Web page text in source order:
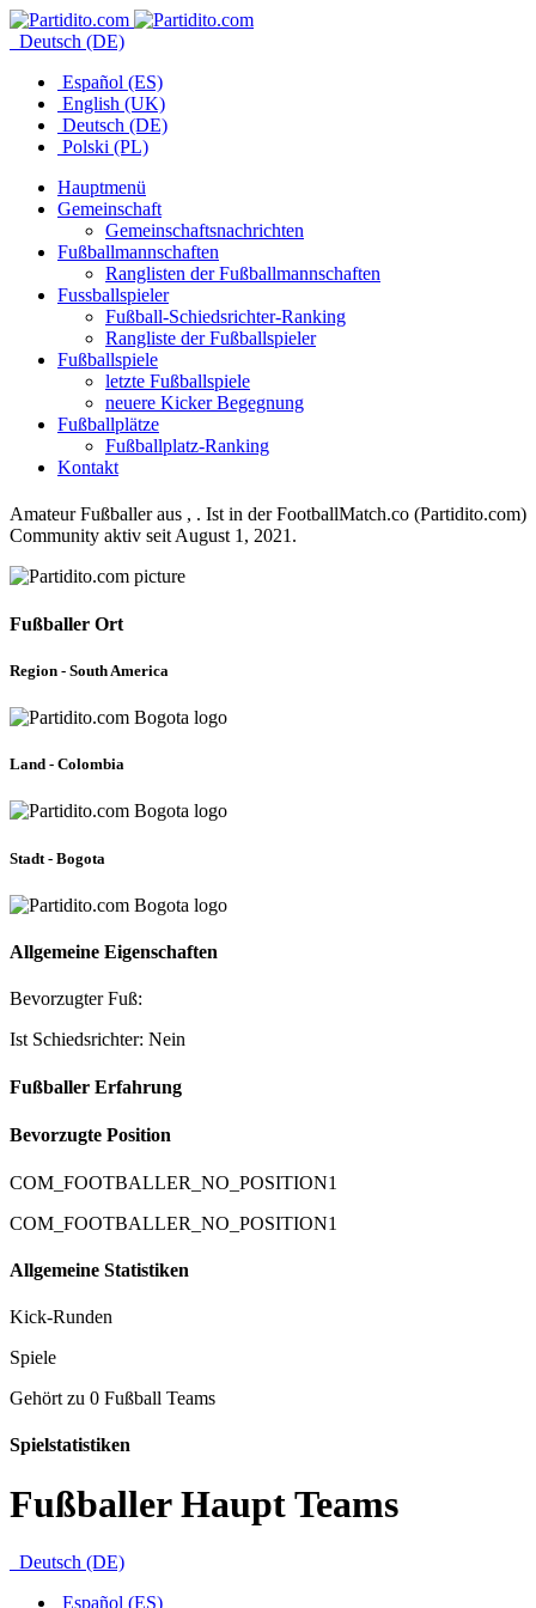
Deutsch (DE)
Español (ES)
English (UK)
Deutsch (DE)
Polski (PL)
Hauptmenü
Gemeinschaft
Gemeinschaftsnachrichten
Fußballmannschaften
Ranglisten der Fußballmannschaften
Fussballspieler
Fußball-Schiedsrichter-Ranking
Rangliste der Fußballspieler
Fußballspiele
letzte Fußballspiele
neuere Kicker Begegnung
Fußballplätze
Fußballplatz-Ranking
Kontakt
Amateur Fußballer aus , . Ist in der FootballMatch.co (Partidito.com)
Community aktiv seit August 1, 2021.
Fußballer Ort
Region - South America
Land - Colombia
Stadt - Bogota
Allgemeine Eigenschaften
Bevorzugter Fuß:
Ist Schiedsrichter: Nein
Fußballer Erfahrung
Bevorzugte Position
COM_FOOTBALLER_NO_POSITION1
COM_FOOTBALLER_NO_POSITION1
Allgemeine Statistiken
Kick-Runden
Spiele
Gehört zu 0 Fußball Teams
Spielstatistiken
Fußballer Haupt Teams
Deutsch (DE)
Español (ES)